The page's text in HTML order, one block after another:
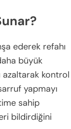
ederek refahı
büyük
azaltarak kontrol
yapmayı
sahip
bildirdiğini